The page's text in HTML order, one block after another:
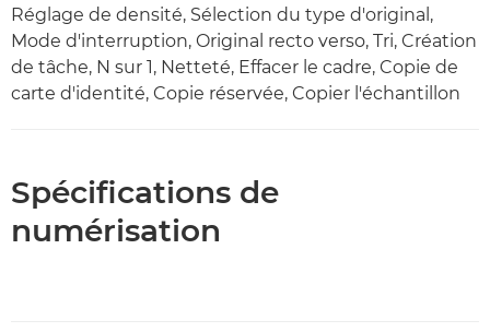
Réglage de densité, Sélection du type d'original,
Mode d'interruption, Original recto verso, Tri, Création
de tâche, N sur 1, Netteté, Effacer le cadre, Copie de
carte d'identité, Copie réservée, Copier l'échantillon
Spécifications de
numérisation